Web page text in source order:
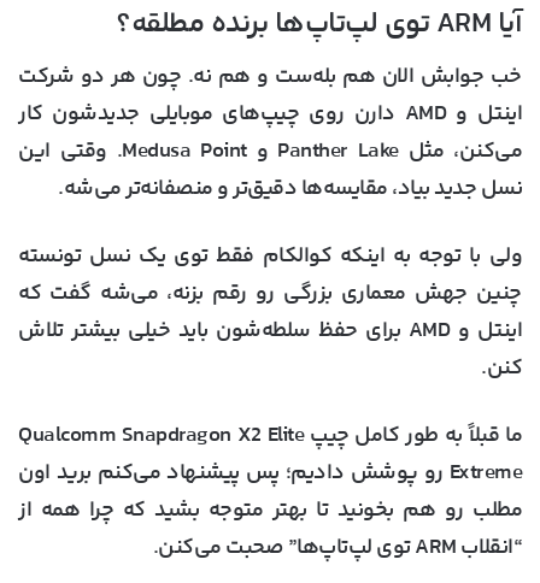
آیا ARM توی لپ‌تاپ‌ها برنده مطلقه؟
خب جوابش الان هم بله‌ست و هم نه. چون هر دو شرکت
اینتل و AMD دارن روی چیپ‌های موبایلی جدیدشون کار
می‌کنن، مثل Panther Lake و Medusa Point. وقتی این
نسل جدید بیاد، مقایسه‌ها دقیق‌تر و منصفانه‌تر می‌شه.
ولی با توجه به اینکه کوالکام فقط توی یک نسل تونسته
چنین جهش معماری بزرگی رو رقم بزنه، می‌شه گفت که
اینتل و AMD برای حفظ سلطه‌شون باید خیلی بیشتر تلاش
کنن.
ما قبلاً به طور کامل چیپ Qualcomm Snapdragon X2 Elite
Extreme رو پوشش دادیم؛ پس پیشنهاد می‌کنم برید اون
مطلب رو هم بخونید تا بهتر متوجه بشید که چرا همه از
“انقلاب ARM توی لپ‌تاپ‌ها” صحبت می‌کنن.